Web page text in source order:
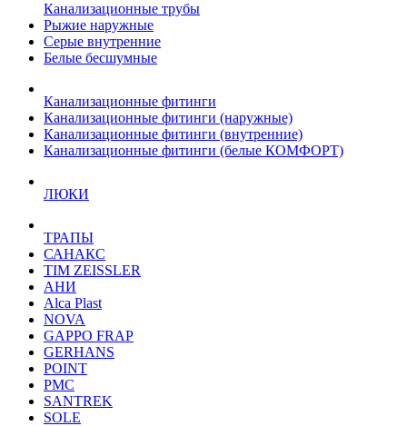
Канализационные трубы
Рыжие наружные
Серые внутренние
Белые бесшумные
Канализационные фитинги
Канализационные фитинги (наружные)
Канализационные фитинги (внутренние)
Канализационные фитинги (белые КОМФОРТ)
ЛЮКИ
ТРАПЫ
САНАКС
TIM ZEISSLER
АНИ
Alca Plast
NOVA
GAPPO FRAP
GERHANS
POINT
РМС
SANTREK
SOLE